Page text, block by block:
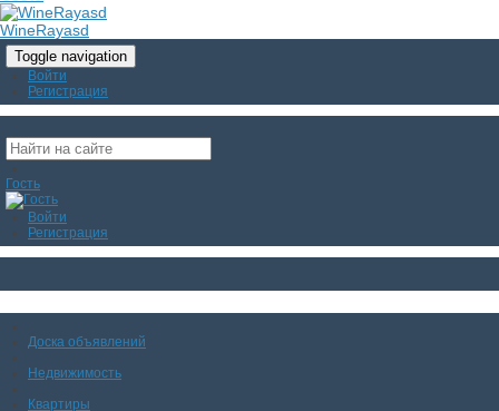
WineRayasd
Toggle navigation
Войти
Регистрация
Гость
Войти
Регистрация
Доска объявлений
Недвижимость
Квартиры